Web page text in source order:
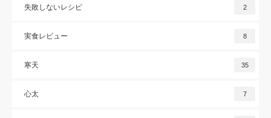
失敗しないレシピ 2
実食レビュー 8
寒天 35
心太 7